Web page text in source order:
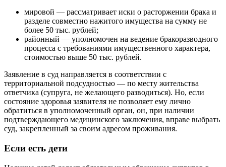
мировой — рассматривает иски о расторжении брака и
разделе совместно нажитого имущества на сумму не
более 50 тыс. рублей;
районный — уполномочен на ведение бракоразводного
процесса с требованиями имущественного характера,
стоимостью выше 50 тыс. рублей.
Заявление в суд направляется в соответствии с
территориальной подсудностью — по месту жительства
ответчика (супруга, не желающего разводиться). Но, если
состояние здоровья заявителя не позволяет ему лично
обратиться в уполномоченный орган, он, при наличии
подтверждающего медицинского заключения, вправе выбрать
суд, закрепленный за своим адресом проживания.
Если есть дети